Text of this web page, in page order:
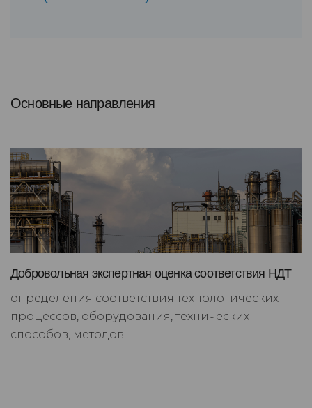
Основные направления
Добровольная экспертная оценка соответствия НДТ
определения соответствия технологических
процессов, оборудования, технических
способов, методов.